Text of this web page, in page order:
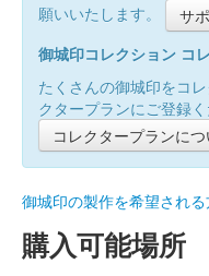
願いいたします。
サ
御城印コレクション コ
たくさんの御城印をコ
クタープランにご登録く
コレクタープランに
御城印の製作を希望される
購入可能場所